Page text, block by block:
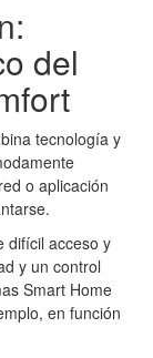
del
tecnología y
o aplicación
difícil acceso y
y un control
Smart Home
en función